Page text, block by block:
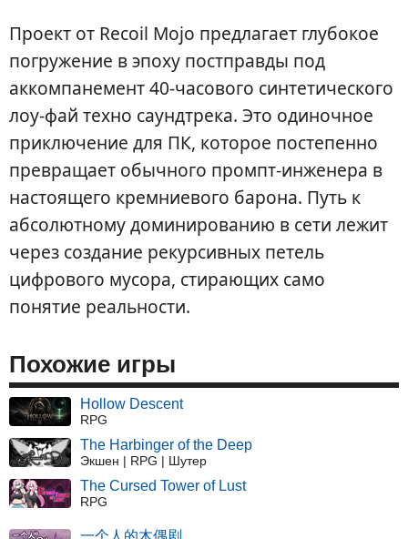
Проект от Recoil Mojo предлагает глубокое
погружение в эпоху постправды под
аккомпанемент 40-часового синтетического
лоу-фай техно саундтрека. Это одиночное
приключение для ПК, которое постепенно
превращает обычного промпт-инженера в
настоящего кремниевого барона. Путь к
абсолютному доминированию в сети лежит
через создание рекурсивных петель
цифрового мусора, стирающих само
понятие реальности.
Похожие игры
Hollow Descent
RPG
The Harbinger of the Deep
Экшен | RPG | Шутер
The Cursed Tower of Lust
RPG
一个人的木偶剧